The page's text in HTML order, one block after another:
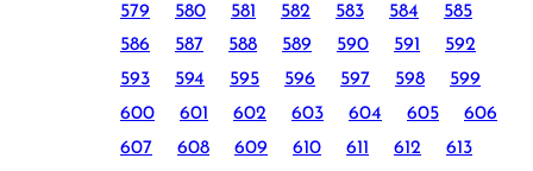
579
580 581 582 583 584
585
586
587 588 589 590 591
592
593
594 595 596 597 598
599
600
601 602 603 604 605
606
607
608 609 610 611 612
613